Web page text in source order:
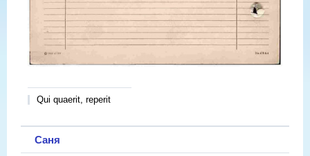
Qui quaerit, reperit
Саня